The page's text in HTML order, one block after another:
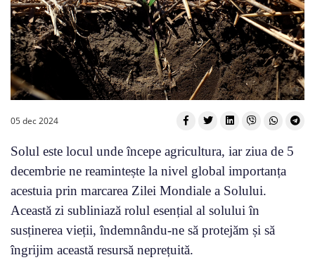
05 dec 2024
Solul este locul unde începe agricultura, iar ziua de 5
decembrie ne reamintește la nivel global importanța
acestuia prin marcarea Zilei Mondiale a Solului.
Această zi subliniază rolul esențial al solului în
susținerea vieții, îndemnându-ne să protejăm și să
îngrijim această resursă neprețuită.